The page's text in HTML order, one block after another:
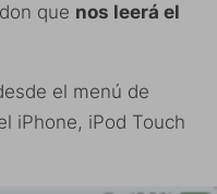
que nos leerá el
el menú de
iPhone, iPod Touch